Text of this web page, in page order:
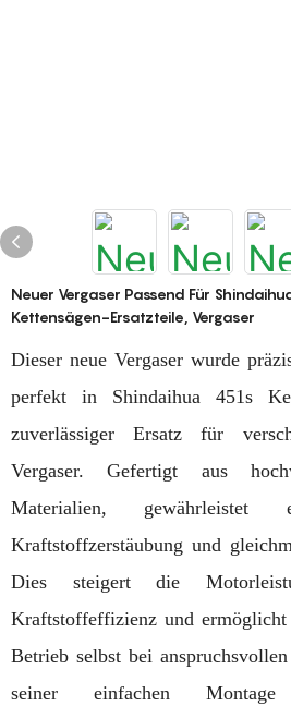
Neuer Vergaser Passend Für
Kettensägen-Ersatzteile, Vergaser
Dieser neue Vergaser wurde
perfekt in Shindaihua 451s
zuverlässiger Ersatz für
Vergaser. Gefertigt aus
Materialien,
Kraftstoffzerstäubung und
Dies steigert die
Kraftstoffeffizienz und
Betrieb selbst bei
seiner einfachen